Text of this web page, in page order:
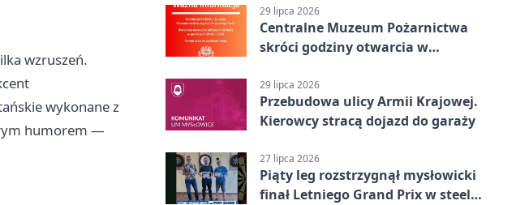
wzruszeń.
wykonane z
humorem —
29 lipca 2026
Centralne Muzeum Pożarnictwa
skróci godziny otwarcia w
29 lipca 2026
Przebudowa ulicy Armii Krajowej.
Kierowcy stracą dojazd do garaży
27 lipca 2026
Piąty leg rozstrzygnął mysłowicki
finał Letniego Grand Prix w steel